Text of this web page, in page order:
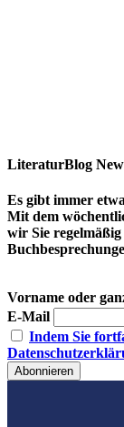
LiteraturBlog
Es gibt immer
Mit dem
wir Sie
Vorname oder
E-Mail
Indem Sie